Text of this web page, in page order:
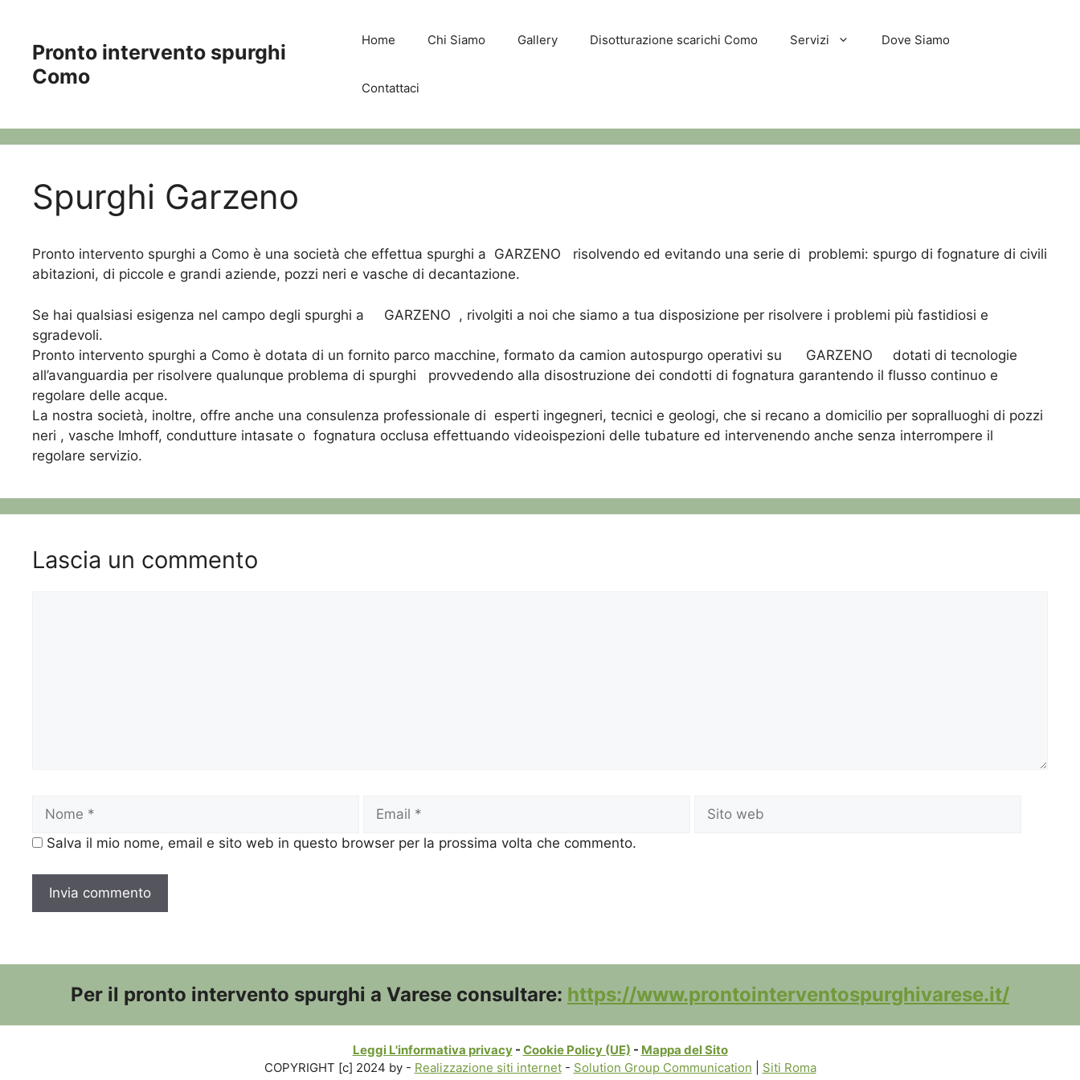
contenutoPronto intervento spurghi
Como
Home Chi Siamo Gallery Disotturazione scarichi Como Servizi Dove Siamo
Contattaci
Spurghi Garzeno
Pronto intervento spurghi a Como è una società che effettua spurghi a GARZENO risolvendo ed evitando una serie di problemi: spurgo di fognature di civili
abitazioni, di piccole e grandi aziende, pozzi neri e vasche di decantazione.
Se hai qualsiasi esigenza nel campo degli spurghi a GARZENO , rivolgiti a noi che siamo a tua disposizione per risolvere i problemi più fastidiosi e
sgradevoli.
Pronto intervento spurghi a Como è dotata di un fornito parco macchine, formato da camion autospurgo operativi su GARZENO dotati di tecnologie
all’avanguardia per risolvere qualunque problema di spurghi provvedendo alla disostruzione dei condotti di fognatura garantendo il flusso continuo e
regolare delle acque.
La nostra società, inoltre, offre anche una consulenza professionale di esperti ingegneri, tecnici e geologi, che si recano a domicilio per sopralluoghi di pozzi
neri , vasche Imhoff, condutture intasate o fognatura occlusa effettuando videoispezioni delle tubature ed intervenendo anche senza interrompere il
regolare servizio.
Lascia un commento
Nome Email
Sito
web
Salva il mio nome, email e sito web in questo browser per la prossima volta che commento.
Per il pronto intervento spurghi a Varese consultare: https://www.prontointerventospurghivarese.it/
Leggi L'informativa privacy- Cookie Policy (UE) - Mappa del Sito
COPYRIGHT [c] 2024 by - Realizzazione siti internet- Solution Group Communication Siti Roma